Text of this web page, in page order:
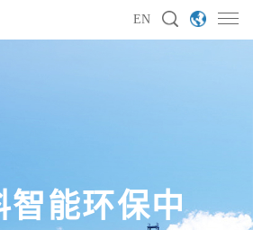
EN
智能环保中
智能环保中
智能环保中
智能环保中